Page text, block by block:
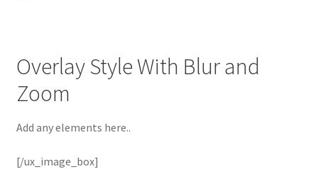
Overlay Style With Blur and
Zoom
Add any elements here..
[/ux_image_box]